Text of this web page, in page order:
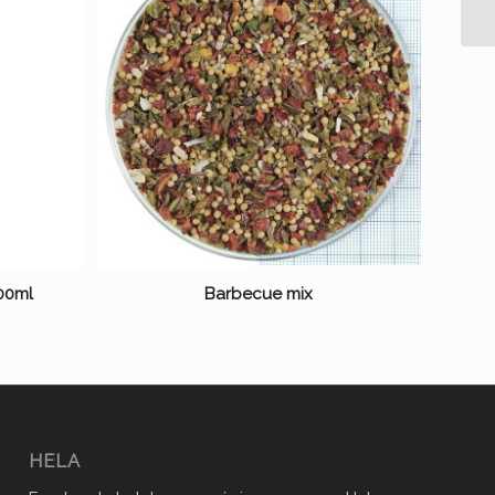
Barbecue mix
HELA